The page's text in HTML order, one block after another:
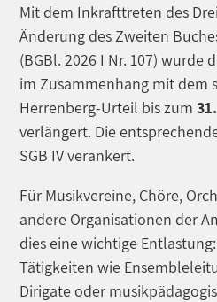
Mit dem Inkrafttreten des
Änderung des Zweiten
(BGBl. 2026 I Nr. 107) wurde
im Zusammenhang mit dem
Herrenberg-Urteil bis zum
verlängert. Die
SGB IV verankert.
Für Musikvereine, Chöre,
andere Organisationen der
dies eine wichtige Entlastung:
Tätigkeiten wie
Dirigate oder